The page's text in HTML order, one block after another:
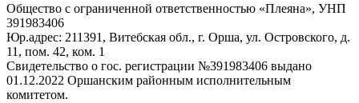
Общество с ограниченной ответственностью «Плеяна», УНП
391983406
Юр.адрес: 211391, Витебская обл., г. Орша, ул. Островского, д.
11, пом. 42, ком. 1
Свидетельство о гос. регистрации №391983406 выдано
01.12.2022 Оршанским районным исполнительным
комитетом.